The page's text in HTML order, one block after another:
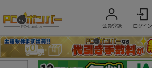
会員登録 ログイン